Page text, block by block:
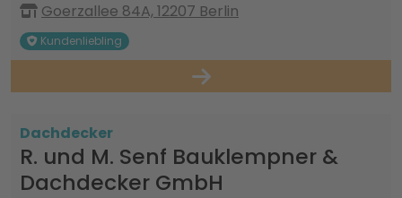
Goerzallee 84A, 12207 Berlin
Kundenliebling
Dachdecker
R. und M. Senf Bauklempner &
Dachdecker GmbH